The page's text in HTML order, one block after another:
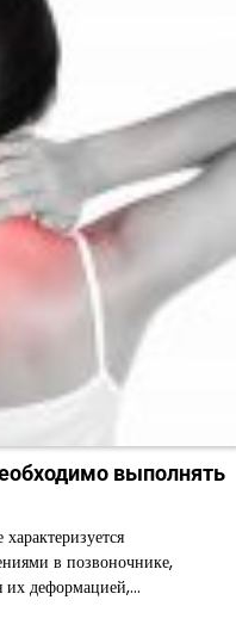
выполнять
в позвоночнике,
их деформацией,…